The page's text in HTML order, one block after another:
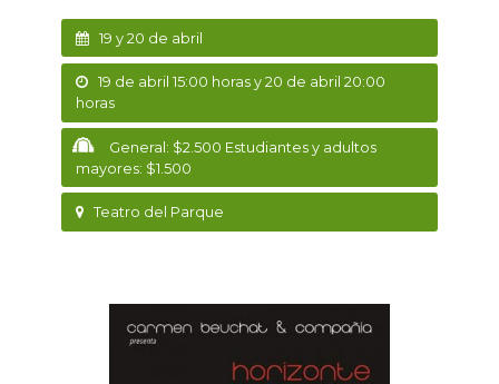
19 y 20 de abril
19 de abril 15:00 horas y 20 de abril 20:00
horas
General: $2.500 Estudiantes y adultos
mayores: $1.500
Teatro del Parque